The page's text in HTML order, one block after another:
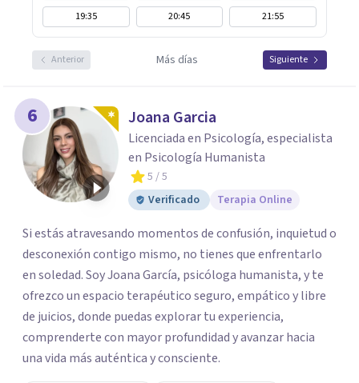
19:35
20:45 21:55
Anterior Más días Siguiente
6 Joana Garcia
Licenciada en Psicología, especialista
en Psicología Humanista
5 / 5
Verificado
Terapia Online
Si estás atravesando momentos de confusión, inquietud o
desconexión contigo mismo, no tienes que enfrentarlo
en soledad. Soy Joana García, psicóloga humanista, y te
ofrezco un espacio terapéutico seguro, empático y libre
de juicios, donde puedas explorar tu experiencia,
comprenderte con mayor profundidad y avanzar hacia
una vida más auténtica y consciente.